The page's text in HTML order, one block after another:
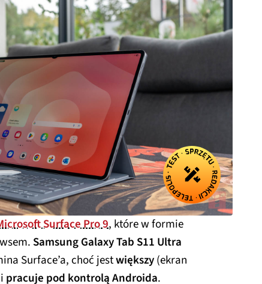
Surface Pro 9, które w formie
Samsung Galaxy Tab S11 Ultra
Surface’a, choć jestwiększy(ekran
i pracuje pod kontrolą Androida.